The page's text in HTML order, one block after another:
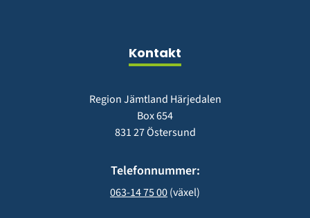
Kontakt
Region Jämtland Härjedalen
Box 654
831 27 Östersund
Telefonnummer:
063-14 75 00 (växel)